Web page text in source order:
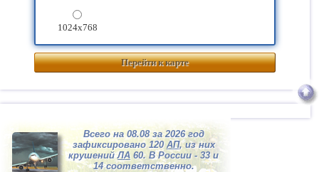
1024x768
Перейти к карте
Всего на 08.08 за 2026 год
зафиксировано 120 АП, из них
крушенийЛА 60. В России - 33 и
14 соответственно.